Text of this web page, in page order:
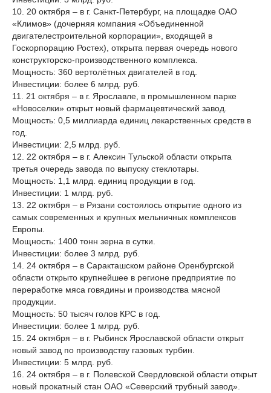
10. 20 октября – в г. Санкт-Петербург, на площадке ОАО
«Климов» (дочерняя компания «Объединенной
двигателестроительной корпорации», входящей в
Госкорпорацию Ростех), открыта первая очередь нового
конструкторско-производственного комплекса.
Мощность: 360 вертолётных двигателей в год.
Инвестиции: более 6 млрд. руб.
11. 21 октября – в г. Ярославле, в промышленном парке
«Новоселки» открыт новый фармацевтический завод.
Мощность: 0,5 миллиарда единиц лекарственных средств в
год.
Инвестиции: 2,5 млрд. руб.
12. 22 октября – в г. Алексин Тульской области открыта
третья очередь завода по выпуску стеклотары.
Мощность: 1,1 млрд. единиц продукции в год.
Инвестиции: 1 млрд. руб.
13. 22 октября – в Рязани состоялось открытие одного из
самых современных и крупных мельничных комплексов
Европы.
Мощность: 1400 тонн зерна в сутки.
Инвестиции: более 3 млрд. руб.
14. 24 октября – в Саракташском районе Оренбургской
области открыто крупнейшее в регионе предприятие по
переработке мяса говядины и производства мясной
продукции.
Мощность: 50 тысяч голов КРС в год.
Инвестиции: более 1 млрд. руб.
15. 24 октября – в г. Рыбинск Ярославской области открыт
новый завод по производству газовых турбин.
Инвестиции: 5 млрд. руб.
16. 24 октября – в г. Полевской Свердловской области открыт
новый прокатный стан ОАО «Северский трубный завод».